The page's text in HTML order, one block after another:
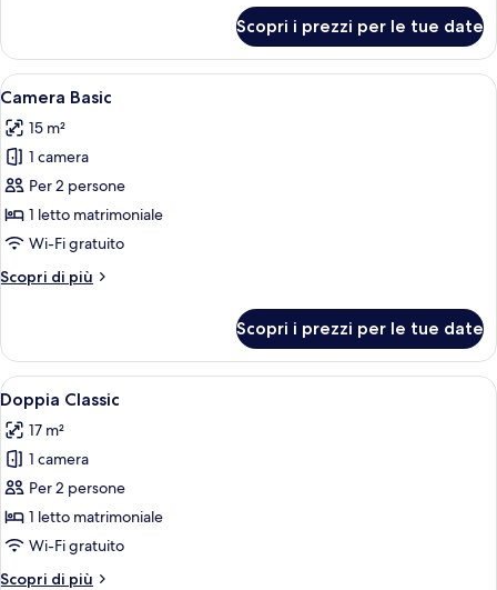
monolocale
Deluxe
Scopri i prezzi per le tue date
Apri
tutte
le
foto
per
Camera
Basic
Un letto rifatto con cura, una
5
Camera Basic
15 m²
1 camera
Per 2 persone
1 letto matrimoniale
Wi-Fi gratuito
Scopri di più
Altri
Basic
Scopri i prezzi per le tue date
Apri
tutte
le
foto
per
Doppia
Classic
Una camera d'albergo compatta
6
Doppia Classic
17 m²
1 camera
Per 2 persone
1 letto matrimoniale
Wi-Fi gratuito
Scopri di più
Altri